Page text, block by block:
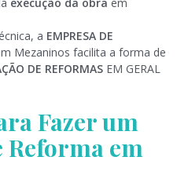
a EMPRESA DE
Mezaninos facilita a forma de
DE REFORMAS EM GERAL
Fazer um
Reforma em